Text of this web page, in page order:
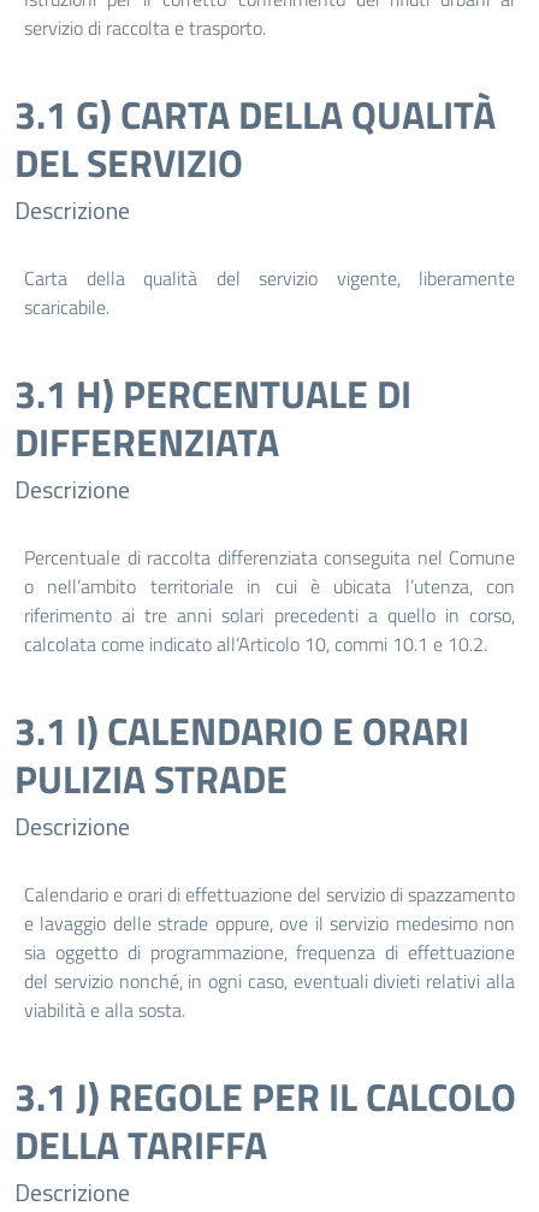
servizio di raccolta e trasporto.
3.1 G) CARTA DELLA QUALITÀ
DEL SERVIZIO
Descrizione
Carta della qualità del servizio vigente, liberamente
scaricabile.
3.1 H) PERCENTUALE DI
DIFFERENZIATA
Descrizione
Percentuale di raccolta differenziata conseguita nel Comune
o nell’ambito territoriale in cui è ubicata l’utenza, con
riferimento ai tre anni solari precedenti a quello in corso,
calcolata come indicato all’Articolo 10, commi 10.1 e 10.2.
3.1 I) CALENDARIO E ORARI
PULIZIA STRADE
Descrizione
Calendario e orari di effettuazione del servizio di spazzamento
e lavaggio delle strade oppure, ove il servizio medesimo non
sia oggetto di programmazione, frequenza di effettuazione
del servizio nonché, in ogni caso, eventuali divieti relativi alla
viabilità e alla sosta.
3.1 J) REGOLE PER IL CALCOLO
DELLA TARIFFA
Descrizione